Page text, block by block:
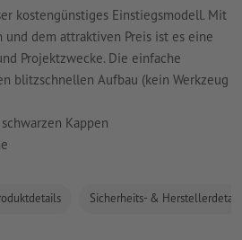
kostengünstiges Einstiegsmodell. Mit
und dem attraktiven Preis ist es eine
Projektzwecke. Die einfache
blitzschnellen Aufbau (kein Werkzeug
Kappen
Sicherheits- &